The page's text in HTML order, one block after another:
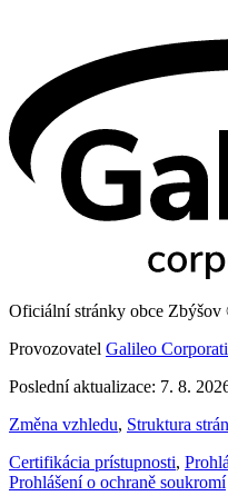
Oficiální stránky obce
Provozovatel Galileo
Poslední aktualizace: 7. 8.
Změna vzhledu, Struktura
Certifikácia prístupnosti,
Prohlášení o ochraně soukromí